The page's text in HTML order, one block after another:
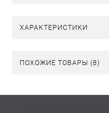
ХАРАКТЕРИСТИКИ
ПОХОЖИЕ ТОВАРЫ (8)